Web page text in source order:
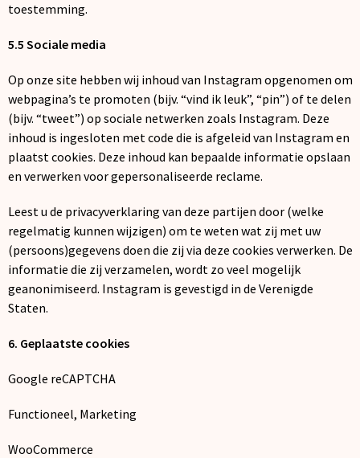
toestemming.
5.5 Sociale media
Op onze site hebben wij inhoud van Instagram opgenomen om
webpagina’s te promoten (bijv. “vind ik leuk”, “pin”) of te delen
(bijv. “tweet”) op sociale netwerken zoals Instagram. Deze
inhoud is ingesloten met code die is afgeleid van Instagram en
plaatst cookies. Deze inhoud kan bepaalde informatie opslaan
en verwerken voor gepersonaliseerde reclame.
Leest u de privacyverklaring van deze partijen door (welke
regelmatig kunnen wijzigen) om te weten wat zij met uw
(persoons)gegevens doen die zij via deze cookies verwerken. De
informatie die zij verzamelen, wordt zo veel mogelijk
geanonimiseerd. Instagram is gevestigd in de Verenigde
Staten.
6. Geplaatste cookies
Google reCAPTCHA
Functioneel, Marketing
WooCommerce